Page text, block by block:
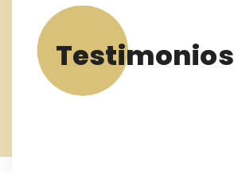
Testimonios